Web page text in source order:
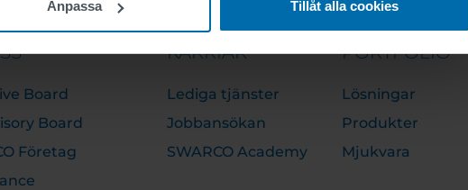
Anpassa Tillåt alla cookies
Board
Board
Företag
KARRIÄR
Lediga tjänster
Jobbansökan
SWARCO Academy
PORTFOLIO
Lösningar
Produkter
Mjukvara